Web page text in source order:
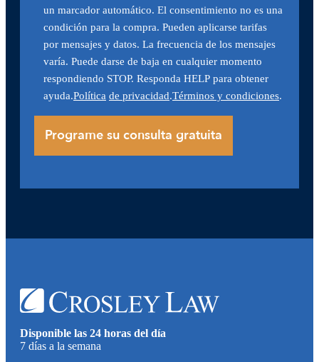
un marcador automático. El consentimiento no es una
condición para la compra. Pueden aplicarse tarifas
por mensajes y datos. La frecuencia de los mensajes
varía. Puede darse de baja en cualquier momento
respondiendo STOP. Responda HELP para obtener
ayuda.Política de privacidad.Términos y condiciones.
Disponible las 24 horas del día
7 días a la semana